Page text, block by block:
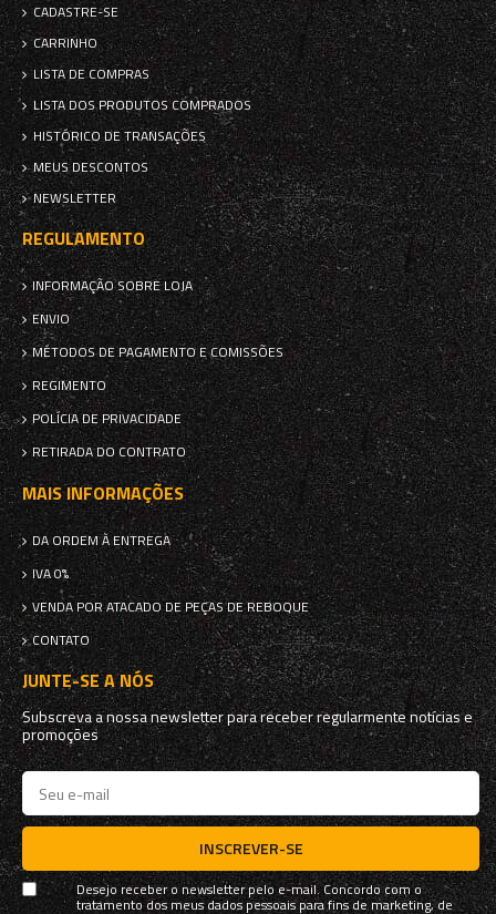
CADASTRE-SE
CARRINHO
LISTA DE COMPRAS
LISTA DOS PRODUTOS COMPRADOS
HISTÓRICO DE TRANSAÇÕES
MEUS DESCONTOS
NEWSLETTER
REGULAMENTO
INFORMAÇÃO SOBRE LOJA
ENVIO
MÉTODOS DE PAGAMENTO E COMISSÕES
REGIMENTO
POLÍCIA DE PRIVACIDADE
RETIRADA DO CONTRATO
MAIS INFORMAÇÕES
DA ORDEM À ENTREGA
IVA 0%
VENDA POR ATACADO DE PEÇAS DE REBOQUE
CONTATO
JUNTE-SE A NÓS
Subscreva a nossa newsletter para receber regularmente notícias e
promoções
INSCREVER-SE
Desejo receber o newsletter pelo e-mail. Concordo com o
tratamento dos meus dados pessoais para fins de marketing, de